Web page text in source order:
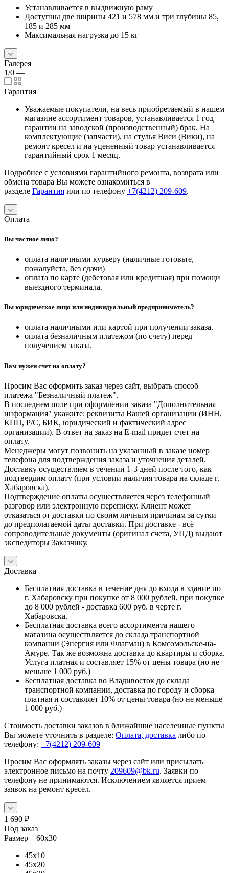
Устанавливается в выдвижную раму
Доступны две ширины 421 и 578 мм и три глубины 85,
185 и 285 мм
Максимальная нагрузка до 15 кг
Галерея
1/0 —
Гарантия
Уважаемые покупатели, на весь приобретаемый в нашем
магазине ассортимент товаров, устанавливается 1 год
гарантии на заводской (производственный) брак. На
комплектующие (запчасти), на стулья Виси (Вики), на
ремонт кресел и на уцененный товар устанавливается
гарантийный срок 1 месяц.
Подробнее с условиями гарантийного ремонта, возврата или
обмена товара Вы можете ознакомиться в
разделе Гарантия или по телефону +7(4212) 209-609.
Оплата
Вы частное лицо?
оплата наличными курьеру (наличные готовьте,
пожалуйста, без сдачи)
оплата по карте (дебетовая или кредитная) при помощи
выездного терминала.
Вы юридическое лицо или индивидуальный предприниматель?
оплата наличными или картой при получении заказа.
оплата безналичным платежом (по счету) перед
получением заказа.
Вам нужен счет на оплату?
Просим Вас оформить заказ через сайт, выбрать способ
платежа "Безналичный платеж".
В последнем поле при оформлении заказа "Дополнительная
информация" укажите: реквизиты Вашей организации (ИНН,
КПП, Р/С, БИК, юридический и фактический адрес
организации). В ответ на заказ на E-mail придет счет на
оплату.
Менеджеры могут позвонить на указанный в заказе номер
телефона для подтверждения заказа и уточнения деталей.
Доставку осуществляем в течении 1-3 дней после того, как
подтвердим оплату (при условии наличия товара на складе г.
Хабаровска).
Подтверждение оплаты осуществляется через телефонный
разговор или электронную переписку. Клиент может
отказаться от доставки по своим личным причинам за сутки
до предполагаемой даты доставки. При доставке - всё
сопроводительные документы (оригинал счета, УПД) выдают
экспедиторы Заказчику.
Доставка
Бесплатная доставка в течение дня до входа в здание по
г. Хабаровску при покупке от 8 000 рублей, при покупке
до 8 000 рублей - доставка 600 руб. в черте г.
Хабаровска.
Бесплатная доставка всего ассортимента нашего
магазина осуществляется до склада транспортной
компании (Энергия или Флагман) в Комсомольске-на-
Амуре. Так же возможна доставка до квартиры и сборка.
Услуга платная и составляет 15% от цены товара (но не
меньше 1 000 руб.)
Бесплатная доставка во Владивосток до склада
транспортной компании, доставка по городу и сборка
платная и составляет 10% от цены товара (но не меньше
1 000 руб.)
Стоимость доставки заказов в ближайшие населенные пункты
Вы можете уточнить в разделе: Оплата, доставка либо по
телефону: +7(4212) 209-609
Просим Вас оформлять заказы через сайт или присылать
электронное письмо на почту 209609@bk.ru. Заявки по
телефону не принимаются. Исключением является прием
заявок на ремонт кресел.
1 690 ₽
Под заказ
Размер—60х30
45х10
45х20